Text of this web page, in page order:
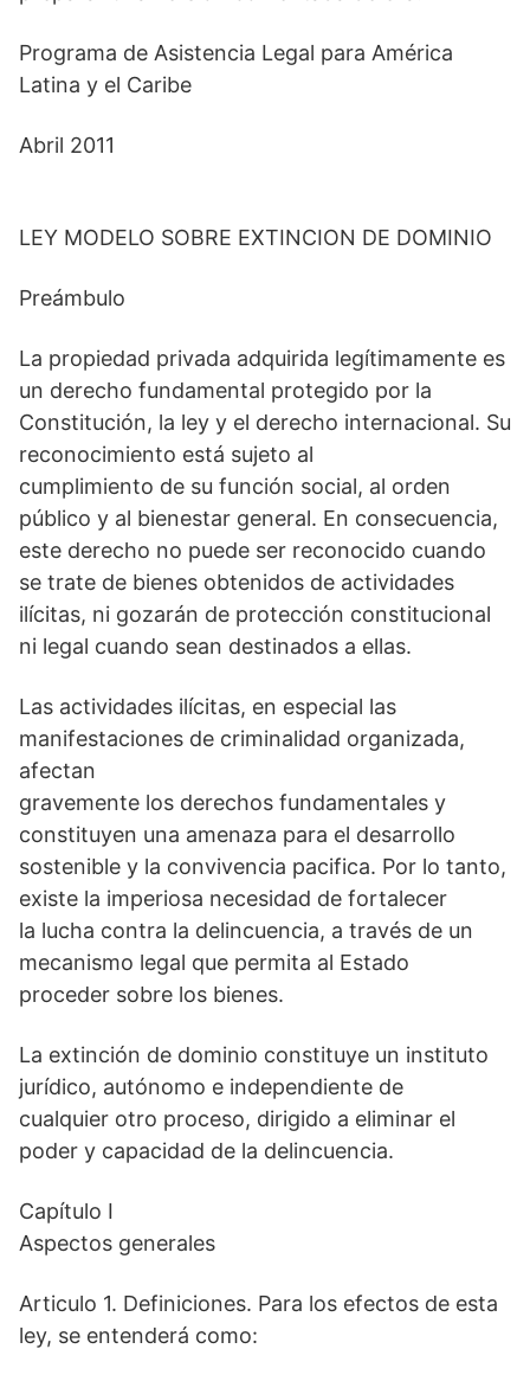
Programa de Asistencia Legal para América
Latina y el Caribe
Abril 2011
LEY MODELO SOBRE EXTINCION DE DOMINIO
Preámbulo
La propiedad privada adquirida legítimamente es
un derecho fundamental protegido por la
Constitución, la ley y el derecho internacional. Su
reconocimiento está sujeto al
cumplimiento de su función social, al orden
público y al bienestar general. En consecuencia,
este derecho no puede ser reconocido cuando
se trate de bienes obtenidos de actividades
ilícitas, ni gozarán de protección constitucional
ni legal cuando sean destinados a ellas.
Las actividades ilícitas, en especial las
manifestaciones de criminalidad organizada,
afectan
gravemente los derechos fundamentales y
constituyen una amenaza para el desarrollo
sostenible y la convivencia pacifica. Por lo tanto,
existe la imperiosa necesidad de fortalecer
la lucha contra la delincuencia, a través de un
mecanismo legal que permita al Estado
proceder sobre los bienes.
La extinción de dominio constituye un instituto
jurídico, autónomo e independiente de
cualquier otro proceso, dirigido a eliminar el
poder y capacidad de la delincuencia.
Capítulo I
Aspectos generales
Articulo 1. Definiciones. Para los efectos de esta
ley, se entenderá como: